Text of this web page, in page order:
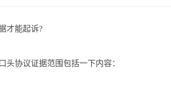
才能起诉?
头协议证据范围包括一下内容：